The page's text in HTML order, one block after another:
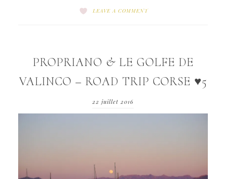
LEAVE A COMMENT
PROPRIANO & LE GOLFE DE
VALINCO – ROAD TRIP CORSE ♥5
22 juillet 2016